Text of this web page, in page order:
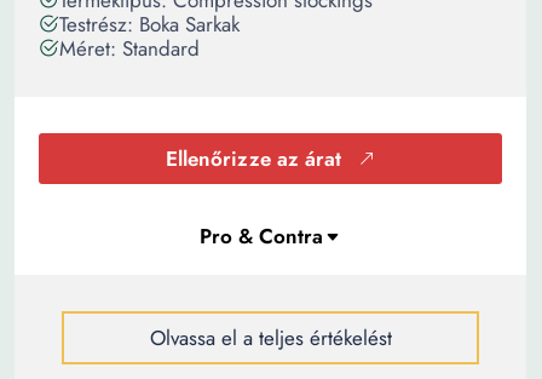
Testrész: Boka Sarkak
Méret: Standard
Ellenőrizze az árat
Olvassa el a teljes értékelést